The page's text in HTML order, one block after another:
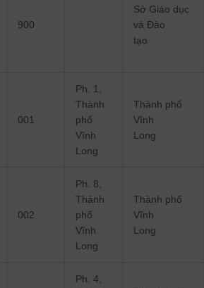
900
Sở Giáo dục
và Đào
tạo
001
Ph. 1,
Thành
phố
Vĩnh
Long
Thành phố
Vĩnh
Long
002
Ph. 8,
Thành
phố
Vĩnh
Long
Thành phố
Vĩnh
Long
Ph. 4,